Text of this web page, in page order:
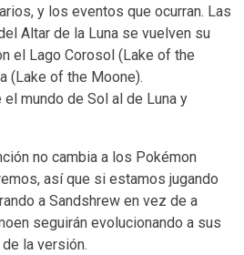
y los eventos que ocurran. Las
Altar de la Luna se vuelven su
el Lago Corosol (Lake of the
(Lake of the Moone).
mundo de Sol al de Luna y
no cambia a los Pokémon
así que si estamos jugando
a Sandshrew en vez de a
seguirán evolucionando a sus
la versión.